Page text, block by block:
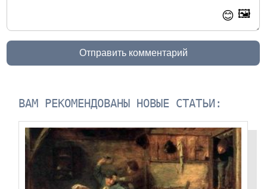
😊 🖼️
Отправить комментарий
ВАМ РЕКОМЕНДОВАНЫ НОВЫЕ СТАТЬИ: